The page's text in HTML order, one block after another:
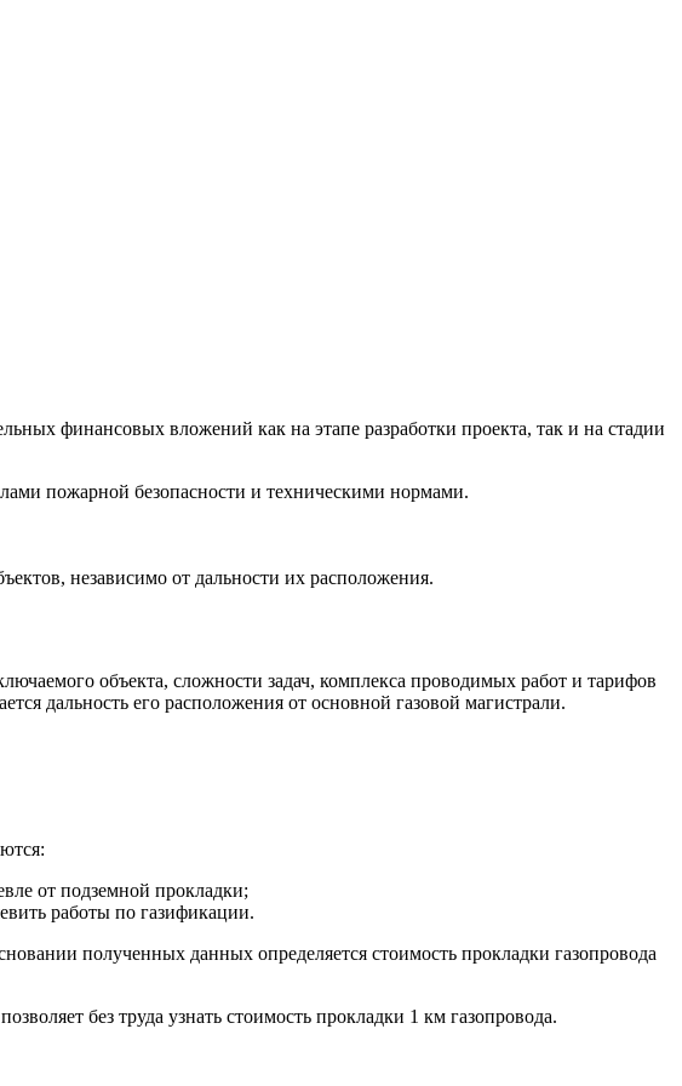
финансовых вложений как на этапе разработки проекта, так и на стадии
пожарной безопасности и техническими нормами.
независимо от дальности их расположения.
объекта, сложности задач, комплекса проводимых работ и тарифов
дальность его расположения от основной газовой магистрали.
от подземной прокладки;
работы по газификации.
полученных данных определяется стоимость прокладки газопровода
без труда узнать стоимость прокладки 1 км газопровода.